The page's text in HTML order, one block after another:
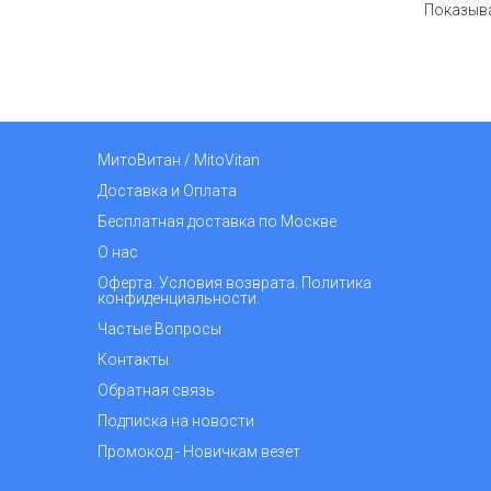
МитоВитан / MitoVitan
Доставка и Оплата
Бесплатная доставка по Москве
О нас
Оферта. Условия возврата. Политика
конфиденциальности.
Частые Вопросы
Контакты
Обратная связь
Подписка на новости
Промокод - Новичкам везет